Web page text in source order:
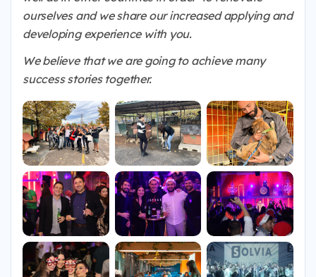
ourselves and we share our increased applying and
developing experience with you.
We believe that we are going to achieve many
success stories together.